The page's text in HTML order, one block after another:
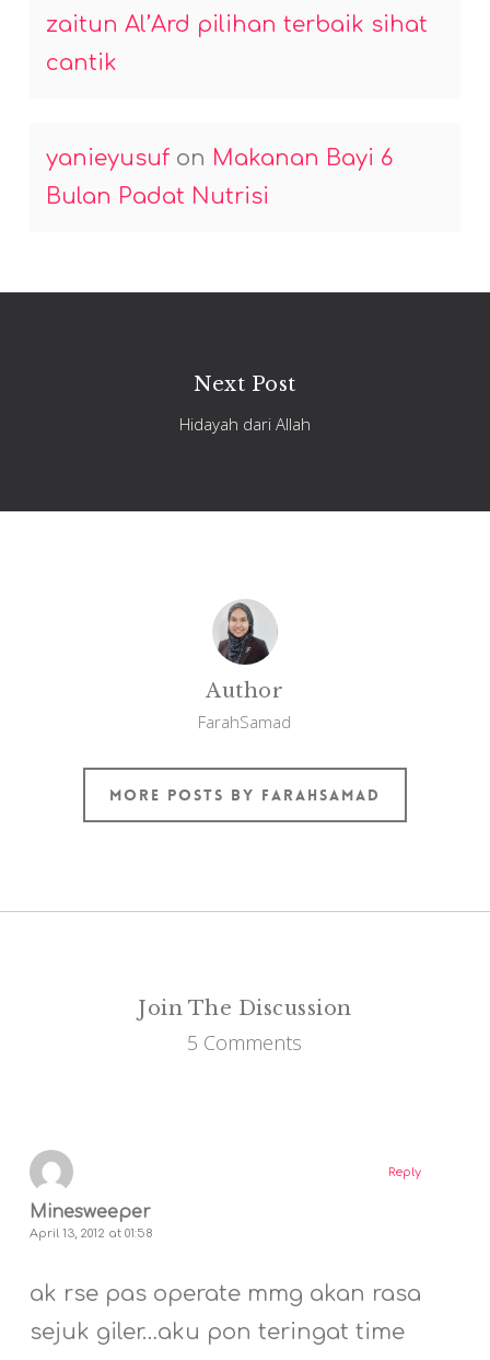
zaitun Al’Ard pilihan terbaik sihat
cantik
yanieyusufon Makanan Bayi 6
Bulan Padat Nutrisi
Next Post
Hidayah dari Allah
Author
FarahSamad
More posts by FarahSamad
Join The Discussion
5 Comments
Minesweeper
April 13, 2012 at 01:58
ak rse pas operate mmg akan rasa
sejuk giler…aku pon teringat time
Reply